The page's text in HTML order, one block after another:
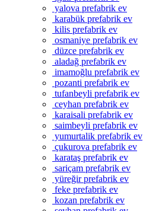
yalova prefabrik ev
karabük prefabrik ev
kilis prefabrik ev
osmaniye prefabrik ev
düzce prefabrik ev
aladağ prefabrik ev
imamoğlu prefabrik ev
pozanti prefabrik ev
tufanbeyli prefabrik ev
ceyhan prefabrik ev
karaisali prefabrik ev
saimbeyli prefabrik ev
yumurtalik prefabrik ev
çukurova prefabrik ev
karataş prefabrik ev
sariçam prefabrik ev
yüreğir prefabrik ev
feke prefabrik ev
kozan prefabrik ev